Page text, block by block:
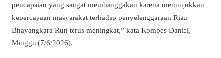
pencapaian yang sangat membanggakan karena menunjukkan
kepercayaan masyarakat terhadap penyelenggaraan Riau
Bhayangkara Run terus meningkat,” kata Kombes Daniel,
Minggu (7/6/2026).